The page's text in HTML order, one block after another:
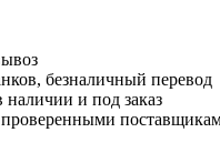
безналичный перевод
и под заказ
проверенными